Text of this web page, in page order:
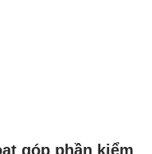
góp phần kiểm